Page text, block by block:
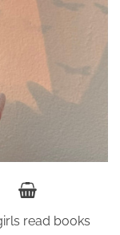
read books